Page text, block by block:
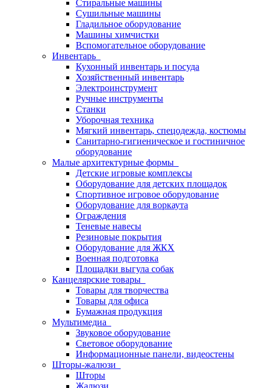
Стиральные машины
Сушильные машины
Гладильное оборудование
Машины химчистки
Вспомогательное оборудование
Инвентарь
Кухонный инвентарь и посуда
Хозяйственный инвентарь
Электроинструмент
Ручные инструменты
Станки
Уборочная техника
Мягкий инвентарь, спецодежда, костюмы
Санитарно-гигиеническое и гостиничное
оборудование
Малые архитектурные формы
Детские игровые комплексы
Оборудование для детских площадок
Спортивное игровое оборудование
Оборудование для воркаута
Ограждения
Теневые навесы
Резиновые покрытия
Оборудование для ЖКХ
Военная подготовка
Площадки выгула собак
Канцелярские товары
Товары для творчества
Товары для офиса
Бумажная продукция
Мультимедиа
Звуковое оборудование
Световое оборудование
Информационные панели, видеостены
Шторы-жалюзи
Шторы
Жалюзи